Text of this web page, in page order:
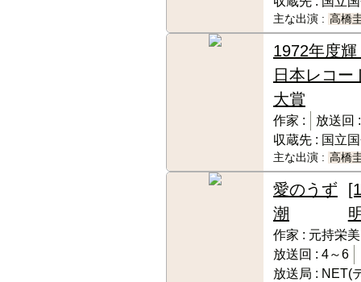
主な出演 : 高橋
1972年度輝
日本レコー
大賞
作家 :
放送回 :
収蔵先 : 国立
主な出演 : 高橋
愛のうず
潮
作家 : 元持栄
放送回 : 4～6
放送局 : NET(